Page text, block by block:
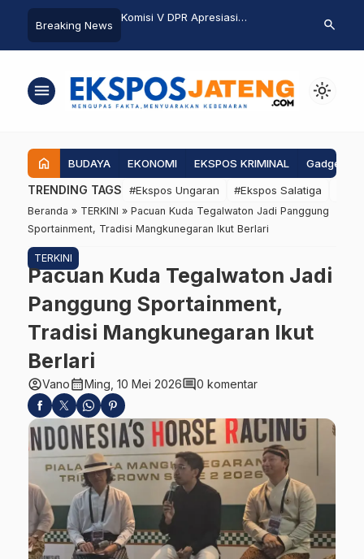
Breaking News
Bullying di
Komisi V DPR Apresiasi
Pembangunan Exit Tol Pattimura
Salatiga, Diyakini Dongkrak
Penjual Kembang di
search
menu light_mode
home BUDAYA EKONOMI EKSPOS KRIMINAL Gadgets
TRENDING TAGS #Ekspos Ungaran #Ekspos Salatiga
Beranda » TERKINI » Pacuan Kuda Tegalwaton Jadi Panggung
Sportainment, Tradisi Mangkunegaran Ikut Berlari
TERKINI
Pacuan Kuda Tegalwaton Jadi
Panggung Sportainment,
Tradisi Mangkunegaran Ikut
Berlari
account_circleVanocalendar_monthMing, 10 Mei 2026comment0 komentar